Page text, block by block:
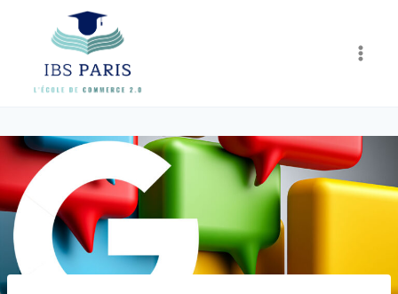
content